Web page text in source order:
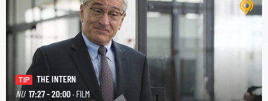
TIP
THE INTERN
NU 17:27 - 20:00· FILM